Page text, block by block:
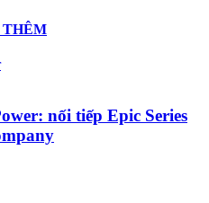
nối tiếp Epic Series